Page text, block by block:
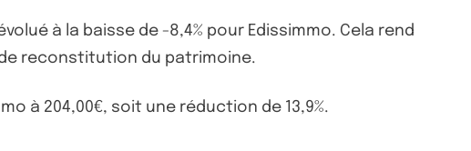
à la baisse de -8,4% pour Edissimmo. Cela rend
reconstitution du patrimoine.
à 204,00€, soit une réduction de 13,9%.